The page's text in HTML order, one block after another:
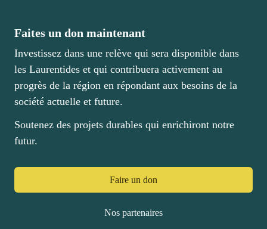
Faites un don maintenant
Investissez dans une relève qui sera disponible dans
les Laurentides et qui contribuera activement au
progrès de la région en répondant aux besoins de la
société actuelle et future.
Soutenez des projets durables qui enrichiront notre
futur.
Faire un don
Nos partenaires